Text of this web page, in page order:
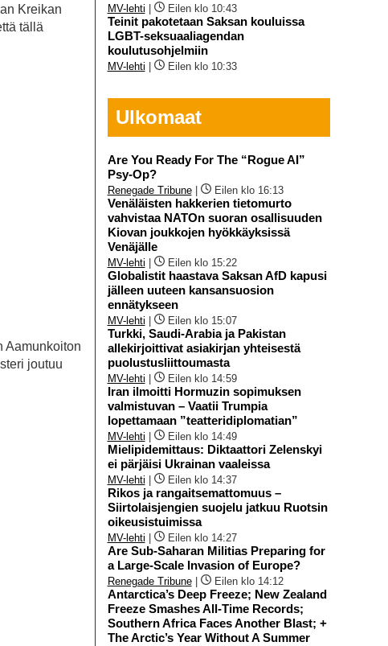
Kreikan
tällä
Aamunkoiton
joutuu
MV-lehti Eilen klo 10:43
Teinit pakotetaan Saksan kouluissa
LGBT-seksuaaliagendan
koulutusohjelmiin
MV-lehti Eilen klo 10:33
Ulkomaat
Are You Ready For The “Rogue AI”
Psy-Op?
Renegade Tribune| Eilen klo 16:13
Venäläisten hakkerien tietomurto
vahvistaa NATOn suoran osallisuuden
Kiovan joukkojen hyökkäyksissä
Venäjälle
MV-lehti Eilen klo 15:22
Globalistit haastava Saksan AfD kapusi
jälleen uuteen kansansuosion
ennätykseen
MV-lehti Eilen klo 15:07
Turkki, Saudi-Arabia ja Pakistan
allekirjoittivat asiakirjan yhteisestä
puolustusliittoumasta
MV-lehti Eilen klo 14:59
Iran ilmoitti Hormuzin sopimuksen
valmistuvan – Vaatii Trumpia
lopettamaan ”teatteridiplomatian”
MV-lehti Eilen klo 14:49
Mielipidemittaus: Diktaattori Zelenskyi
ei pärjäisi Ukrainan vaaleissa
MV-lehti Eilen klo 14:37
Rikos ja rangaitsemattomuus –
Siirtolaisjengien suojelu jatkuu Ruotsin
oikeusistuimissa
MV-lehti Eilen klo 14:27
Are Sub-Saharan Militias Preparing for
a Large-Scale Invasion of Europe?
Renegade Tribune| Eilen klo 14:12
Antarctica’s Deep Freeze; New Zealand
Freeze Smashes All-Time Records;
Southern Africa Faces Another Blast; +
The Arctic’s Year Without A Summer